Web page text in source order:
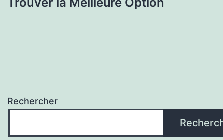
Rechercher